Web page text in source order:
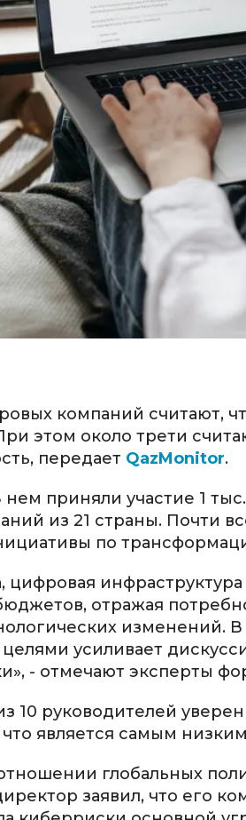
компаний считают,
этом около трети
передает QazMonitor.
приняли участие 1
из 21 страны. Почти
по
цифровая
отражая
изменений.
усиливает
- отмечают эксперты
10 руководителей
является самым
глобальных
заявил, что его